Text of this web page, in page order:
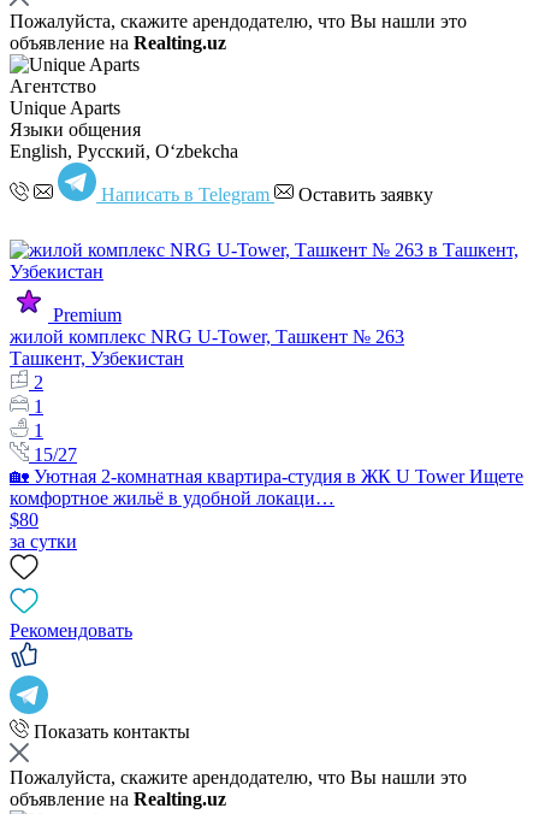
Пожалуйста, скажите арендодателю, что Вы нашли это
объявление на Realting.uz
Агентство
Unique Aparts
Языки общения
English, Русский, Oʻzbekcha
Написать в Telegram Оставить заявку
Premium
жилой комплекс NRG U-Tower, Ташкент № 263
Ташкент, Узбекистан
2
1
1
15/27
🏡 Уютная 2-комнатная квартира-студия в ЖК U Tower Ищете
комфортное жильё в удобной локаци…
$80
за сутки
Рекомендовать
Показать контакты
Пожалуйста, скажите арендодателю, что Вы нашли это
объявление на Realting.uz